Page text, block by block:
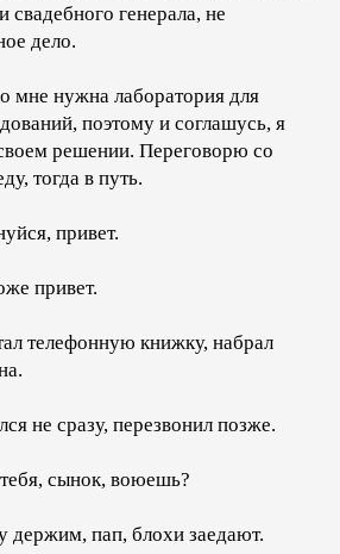
генерала, не
дело.
мне нужна лаборатория для
поэтому и соглашусь, я
решении. Переговорю со
тогда в путь.
привет.
привет.
телефонную книжку, набрал
не сразу, перезвонил позже.
сынок, воюешь?
держим, пап, блохи заедают.